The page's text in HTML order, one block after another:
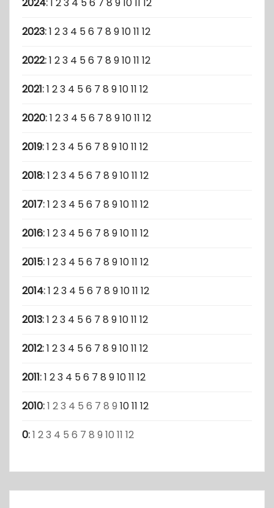
2023:1 23 4 56 7 8 91011 12
2022:1 23 4 56 7 8 91011 12
2021:1 23 4 56 7 8 91011 12
2020:1 23 4 56 7 8 91011 12
2019:1 23 4 56 7 8 91011 12
2018:1 23 4 56 7 8 91011 12
2017:1 23 4 56 7 8 91011 12
2016:1 23 4 56 7 8 91011 12
2015:1 23 4 56 7 8 91011 12
2014:1 23 4 56 7 8 91011 12
2013:1 23 4 56 7 8 91011 12
2012:1 23 4 56 7 8 91011 12
2011:1 23 4 56 7 8 91011 12
2010:1 23 4 5 6 7 8 9 1011 12
0:1 23 4 5 6 7 8 9 10 11 12